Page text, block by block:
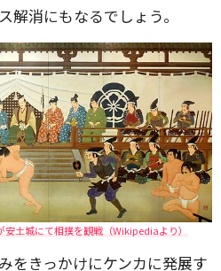
解消にもなるでしょう。
土城にて相撲を観戦（Wikipediaより）
をきっかけにケンカに発展す